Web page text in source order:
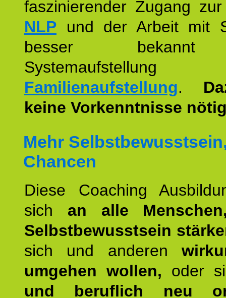
faszinierender Zugang
NLP und der Arbeit mit
besser
Familienaufstellung.
keine Vorkenntnisse
Mehr
Chancen
Diese Coaching
sich an alle
Selbstbewusstsein
sich und anderen
umgehen wollen, oder
und beruflich neu